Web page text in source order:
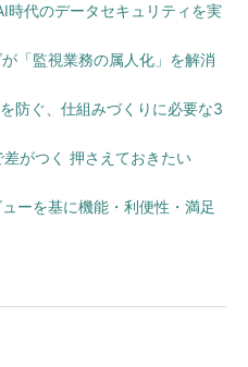
時代のデータセキュリティを実
「監視業務の属人化」を解消
防ぐ、仕組みづくりに必要な3
差がつく 押さえておきたい
ーを基に機能・利便性・満足